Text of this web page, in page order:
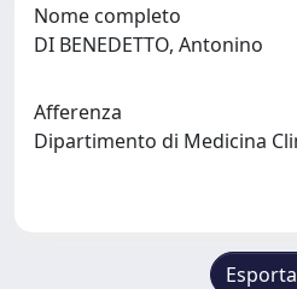
Nome completo
DI BENEDETTO, Antonino
Afferenza
Dipartimento di Medicina